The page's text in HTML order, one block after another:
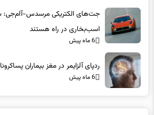
اسب‌بخاری در راه هستند
6 ماه پیش
ردپای آلزایمر در مغز بیماران پساکرونا
6 ماه پیش